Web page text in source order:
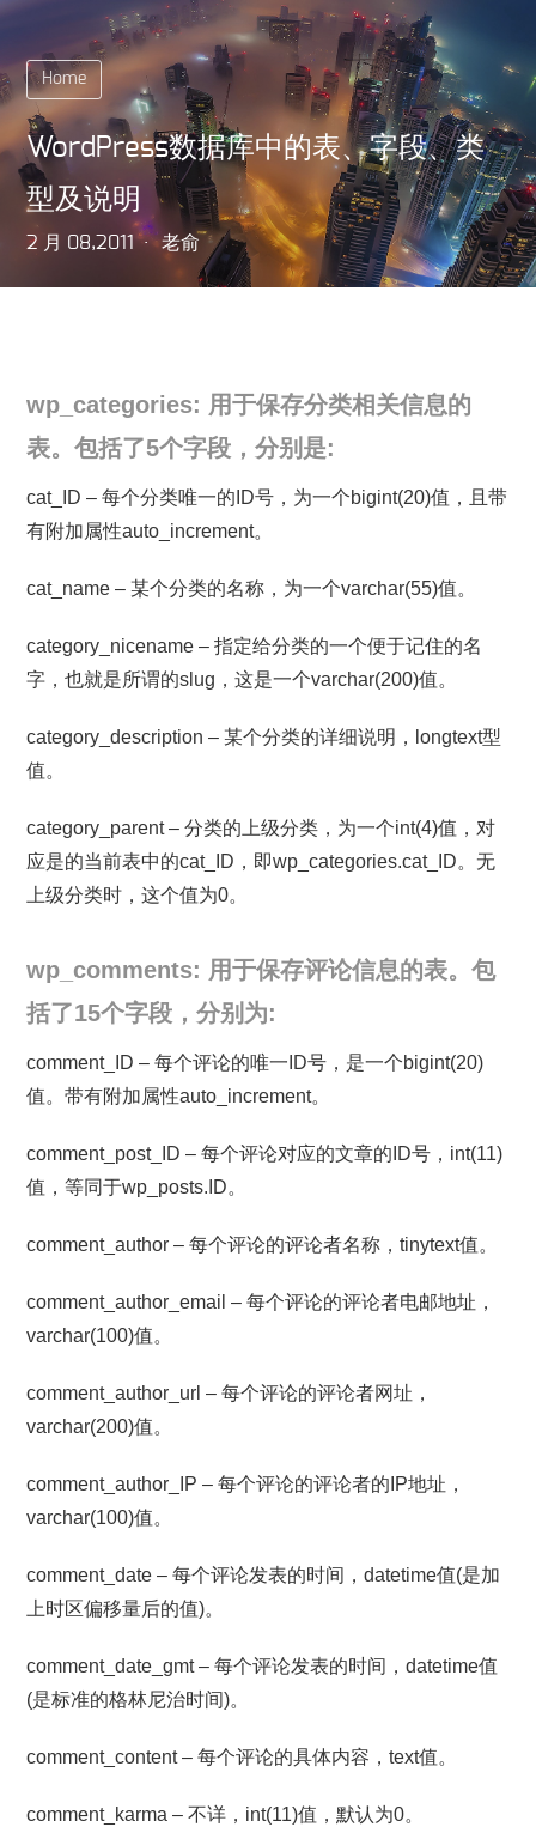
Home
WordPress数据库中的表、字段、类
型及说明
2 月 08,2011 老俞
wp_categories: 用于保存分类相关信息的
表。包括了5个字段，分别是:
cat_ID – 每个分类唯一的ID号，为一个bigint(20)值，且带
有附加属性auto_increment。
cat_name – 某个分类的名称，为一个varchar(55)值。
category_nicename – 指定给分类的一个便于记住的名
字，也就是所谓的slug，这是一个varchar(200)值。
category_description – 某个分类的详细说明，longtext型
值。
category_parent – 分类的上级分类，为一个int(4)值，对
应是的当前表中的cat_ID，即wp_categories.cat_ID。无
上级分类时，这个值为0。
wp_comments: 用于保存评论信息的表。包
括了15个字段，分别为:
comment_ID – 每个评论的唯一ID号，是一个bigint(20)
值。带有附加属性auto_increment。
comment_post_ID – 每个评论对应的文章的ID号，int(11)
值，等同于wp_posts.ID。
comment_author – 每个评论的评论者名称，tinytext值。
comment_author_email – 每个评论的评论者电邮地址，
varchar(100)值。
comment_author_url – 每个评论的评论者网址，
varchar(200)值。
comment_author_IP – 每个评论的评论者的IP地址，
varchar(100)值。
comment_date – 每个评论发表的时间，datetime值(是加
上时区偏移量后的值)。
comment_date_gmt – 每个评论发表的时间，datetime值
(是标准的格林尼治时间)。
comment_content – 每个评论的具体内容，text值。
comment_karma – 不详，int(11)值，默认为0。